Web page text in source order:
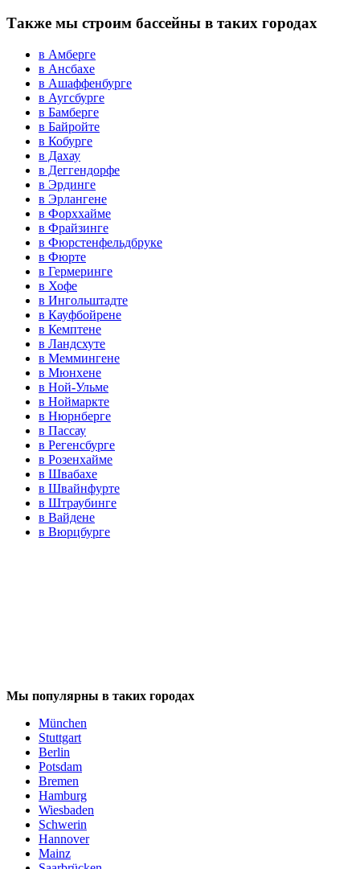
Также мы строим бассейны в таких городах
в Амберге
в Ансбахе
в Ашаффенбурге
в Аугсбурге
в Бамберге
в Байройте
в Кобурге
в Дахау
в Деггендорфе
в Эрдинге
в Эрлангене
в Форххайме
в Фрайзинге
в Фюрстенфельдбруке
в Фюрте
в Гермеринге
в Хофе
в Ингольштадте
в Кауфбойрене
в Кемптене
в Ландсхуте
в Меммингене
в Мюнхене
в Ной-Ульме
в Ноймаркте
в Нюрнберге
в Пассау
в Регенсбурге
в Розенхайме
в Швабахе
в Швайнфурте
в Штраубинге
в Вайдене
в Вюрцбурге
Мы популярны в таких городах
München
Stuttgart
Berlin
Potsdam
Bremen
Hamburg
Wiesbaden
Schwerin
Hannover
Mainz